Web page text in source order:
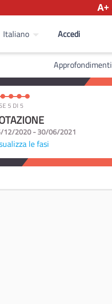
Italiano Accedi
Approfondimenti
5 DI 5
12/2020 - 30/06/2021
le fasi